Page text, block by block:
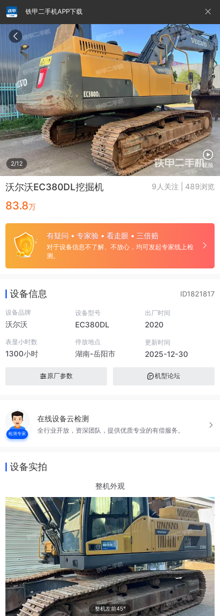
铁甲二手机APP下载
2/12 视频
沃尔沃EC380DL挖掘机 9人关注 | 489浏览
83.8万
有疑问 • 专家验 • 看走眼 • 三倍赔
对于设备信息不了解、不放心，均可发起专家线上检
测。
请输入手机号
提
交
即
表
示
您
同
意
《隐
私
政
策》
设备信息 ID1821817
设备品牌
沃尔沃
设备型号
EC380DL
出厂时间
2020
表显小时数
1300小时
停放地点
湖南-岳阳市
更新时间
2025-12-30
原厂参数 机型论坛
检测专家
在线设备云检测
全行业开放，资深团队，提供优质专业的有偿服务。
设备实拍
整机外观
整机左前45°
铁甲龙总部 4000099032 认证经纪人